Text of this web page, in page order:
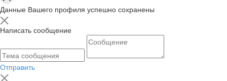
Данные Вашего профиля успешно сохранены
Написать сообщение
Отправить